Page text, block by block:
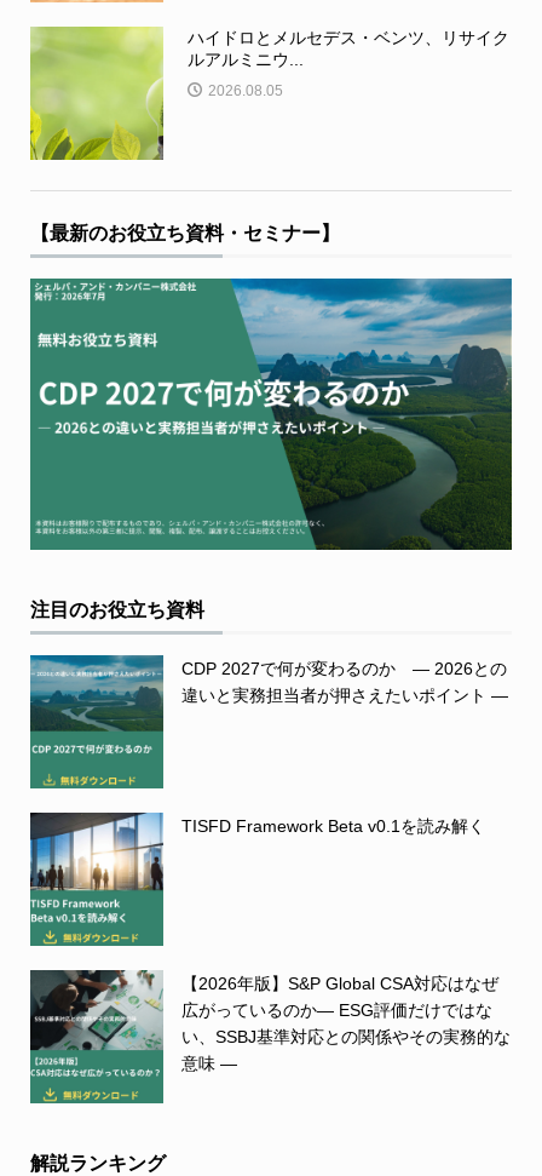
ハイドロとメルセデス・ベンツ、リサイク
ルアルミニウ...
2026.08.05
【最新のお役立ち資料・セミナー】
注目のお役立ち資料
CDP 2027で何が変わるのか ― 2026との
違いと実務担当者が押さえたいポイント ―
TISFD Framework Beta v0.1を読み解く
【2026年版】S&P Global CSA対応はなぜ
広がっているのか― ESG評価だけではな
い、SSBJ基準対応との関係やその実務的な
意味 ―
解説ランキング